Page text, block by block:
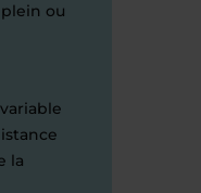
ou
la